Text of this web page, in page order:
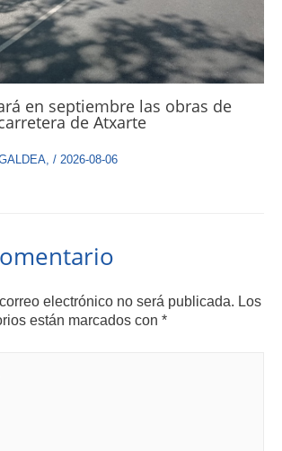
en septiembre las obras de
de Atxarte
, / 2026-08-06
electrónico no será publicada. Los
están marcados con *